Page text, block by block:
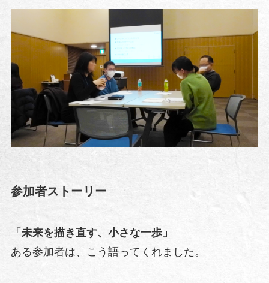
参加者ストーリー
「 未来を描き直す、小さな一歩」
ある参加者は、こう語ってくれました。